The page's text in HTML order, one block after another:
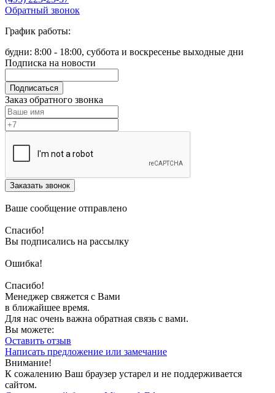
Обратный звонок
График работы:
будни: 8:00 - 18:00, суббота и воскресенье выходные дни
Подписка на новости
Подписаться
Заказ обратного звонка
Заказать звонок
Ваше сообщение отправлено
Спасибо!
Вы подписались на рассылку
Ошибка!
Спасибо!
Менеджер свяжется с Вами
в ближайшее время.
Для нас очень важна обратная связь с вами.
Вы можете:
Оставить отзыв
Написать предложение или замечание
Внимание!
К сожалению Ваш браузер устарел и не поддерживается
сайтом.